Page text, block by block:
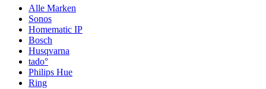
Alle Marken
Sonos
Homematic IP
Bosch
Husqvarna
tado°
Philips Hue
Ring